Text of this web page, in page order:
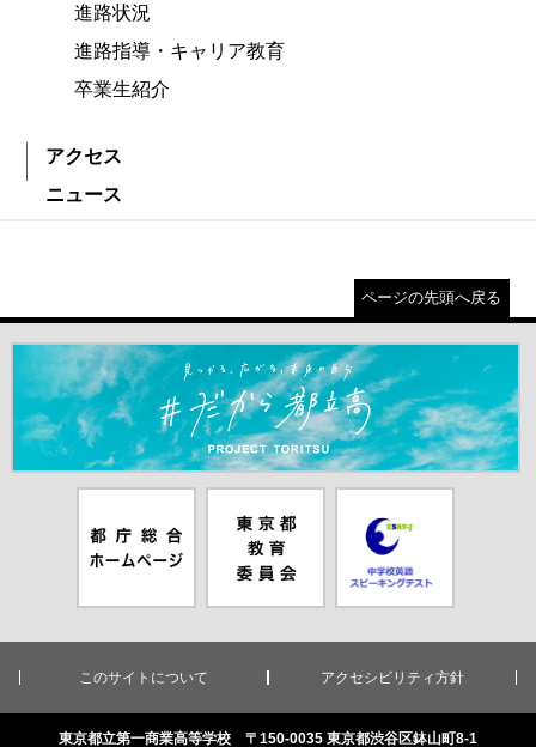
進路状況
進路指導・キャリア教育
卒業生紹介
アクセス
ニュース
ページの先頭へ戻る
＃だから都立高（別ウインドウが開きます）
ムページ（別
ウインドウが
員会（別ウイ
ンドウが開き
ピーキングテ
スト（別ウイ
ンドウが開き
このサイトについて アクセシビリティ方針
東京都立第一商業高等学校 〒150-0035 東京都渋谷区鉢山町8-1